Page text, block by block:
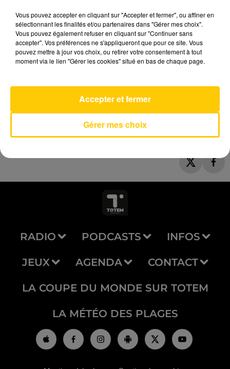
LOREEN
AVEYRON NORD
RADIO PODCASTS INFOS
JEUX AGENDA CONTACT
LA COUPE DU MONDE SUR TOTEM
LA MÉTÉO DES PLAGES
Vous pouvez accepter en cliquant sur "Accepter et fermer", ou affiner en
sélectionnant les finalités et/ou partenaires dans "Gérer mes choix".
Vous pouvez également refuser en cliquant sur "Continuer sans
accepter". Vos préférences ne s'appliqueront que pour ce site. Vous
pouvez mettre à jour vos choix, ou retirer votre consentement à tout
moment via le lien "Gérer les cookies" situé en bas de chaque page.
Gérer mes choix
Accepter et fermer